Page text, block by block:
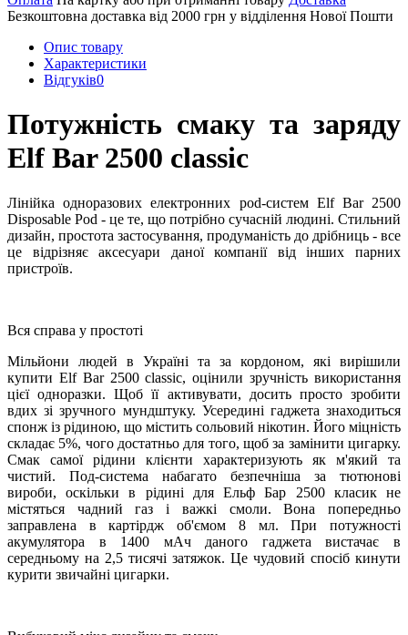
Безкоштовна доставка від 2000 грн у відділення Нової Пошти
Опис товару
Характеристики
Відгуків0
Потужність смаку та заряду
Elf Bar 2500 classic
Лінійка одноразових електронних pod-систем Elf Bar 2500
Disposable Pod - це те, що потрібно сучасній людині. Стильний
дизайн, простота застосування, продуманість до дрібниць - все
це відрізняє аксесуари даної компанії від інших парних
пристроїв.
Вся справа у простоті
Мільйони людей в Україні та за кордоном, які вирішили
купити Elf ​​Bar 2500 classic, оцінили зручність використання
цієї одноразки. Щоб її активувати, досить просто зробити
вдих зі зручного мундштуку. Усередині гаджета знаходиться
спонж із рідиною, що містить сольовий нікотин. Його міцність
складає 5%, чого достатньо для того, щоб за замінити цигарку.
Смак самої рідини клієнти характеризують як м'який та
чистий. Под-система набагато безпечніша за тютюнові
вироби, оскільки в рідині для Ельф Бар 2500 класик не
містяться чадний газ і важкі смоли. Вона попередньо
заправлена ​​в картірдж об'ємом 8 мл. При потужності
акумулятора в 1400 мАч даного гаджета вистачає в
середньому на 2,5 тисячі затяжок. Це чудовий спосіб кинути
курити звичайні цигарки.